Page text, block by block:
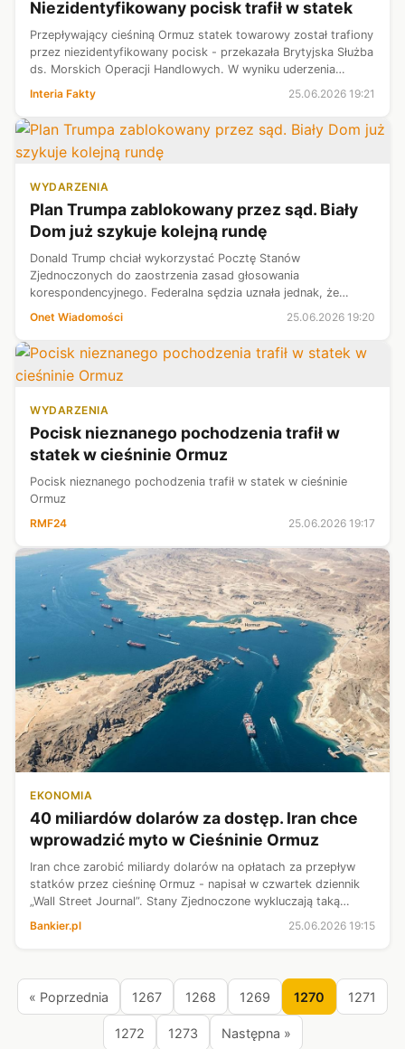
Niezidentyfikowany pocisk trafił w statek
Przepływający cieśniną Ormuz statek towarowy został trafiony
przez niezidentyfikowany pocisk - przekazała Brytyjska Służba
ds. Morskich Operacji Handlowych. W wyniku uderzenia
doszło do uszkodzenia mostka. Zdarzenie miało miejsce w
okolicy Omanu. Dos...
Interia Fakty 25.06.2026 19:21
WYDARZENIA
Plan Trumpa zablokowany przez sąd. Biały
Dom już szykuje kolejną rundę
Donald Trump chciał wykorzystać Pocztę Stanów
Zjednoczonych do zaostrzenia zasad głosowania
korespondencyjnego. Federalna sędzia uznała jednak, że
prezydent przekroczył swoje uprawnienia — i zablokowała
Onet Wiadomości 25.06.2026 19:20
WYDARZENIA
Pocisk nieznanego pochodzenia trafił w
statek w cieśninie Ormuz
Pocisk nieznanego pochodzenia trafił w statek w cieśninie
Ormuz
RMF24
25.06.2026 19:17
EKONOMIA
40 miliardów dolarów za dostęp. Iran chce
wprowadzić myto w Cieśninie Ormuz
Iran chce zarobić miliardy dolarów na opłatach za przepływ
statków przez cieśninę Ormuz - napisał w czwartek dziennik
„Wall Street Journal”. Stany Zjednoczone wykluczają taką
możliwość.
Bankier.pl 25.06.2026 19:15
« Poprzednia 1267 1268 1269 1270 1271
1272 1273 Następna »